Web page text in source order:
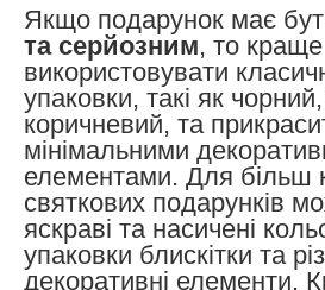
Якщо подарунок має
та серйозним, то краще
використовувати
упаковки, такі як
коричневий, та
мінімальними
елементами. Для більш
святкових подарунків
яскраві та насичені
упаковки блискітки та
декоративні елементи.